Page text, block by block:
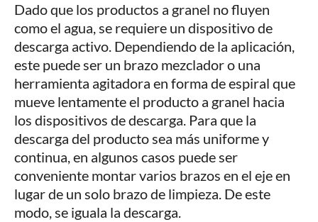
Dado que los productos a granel no fluyen
como el agua, se requiere un dispositivo de
descarga activo. Dependiendo de la aplicación,
este puede ser un brazo mezclador o una
herramienta agitadora en forma de espiral que
mueve lentamente el producto a granel hacia
los dispositivos de descarga. Para que la
descarga del producto sea más uniforme y
continua, en algunos casos puede ser
conveniente montar varios brazos en el eje en
lugar de un solo brazo de limpieza. De este
modo, se iguala la descarga.